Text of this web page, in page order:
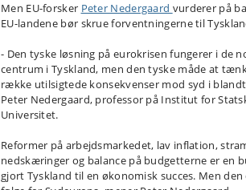
Men EU-forsker Peter Nedergaard vurderer på
EU-landene bør skrue forventningerne til
- Den tyske løsning på eurokrisen fungerer i de
centrum i Tyskland, men den tyske måde at
række utilsigtede konsekvenser mod syd i
Peter Nedergaard, professor på Institut for
Universitet.
Reformer på arbejdsmarkedet, lav inflation,
nedskæringer og balance på budgetterne er en
gjort Tyskland til en økonomisk succes. Men